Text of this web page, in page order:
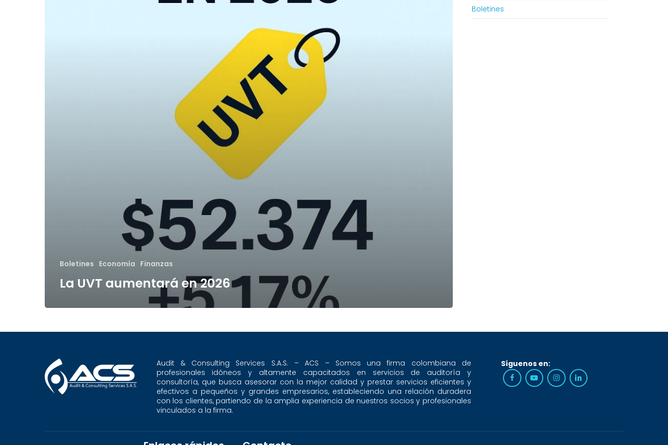
Boletines Economía Finanzas
La UVT aumentará en 2026
Boletines
Audit & Consulting Services S.A.S. – ACS – Somos una firma colombiana de
profesionales idóneos y altamente capacitados en servicios de auditoría y
consultoría, que busca asesorar con la mejor calidad y prestar servicios eficientes y
efectivos a pequeños y grandes empresarios, estableciendo una relación duradera
con los clientes, partiendo de la amplia experiencia de nuestros socios y profesionales
vinculados a la firma.
Síguenos en: